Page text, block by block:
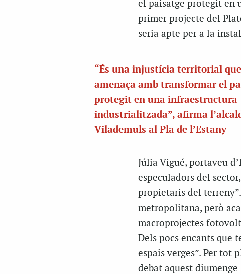
el paisatge protegit en
primer projecte del
seria apte per a la
“És una injustícia territorial que
amenaça amb transformar el
protegit en una infraestructura
industrialitzada”, afirma
Vilademuls al Pla de l’Estany
Júlia Vigué, portaveu
especuladors del
propietaris del
metropolitana, però
macroprojectes
Dels pocs encants que
espais verges”. Per tot
debat aquest